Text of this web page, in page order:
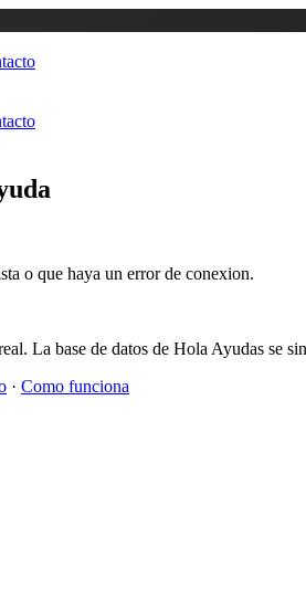
o que haya un error de conexion.
La base de datos de Hola Ayudas se
· Como funciona